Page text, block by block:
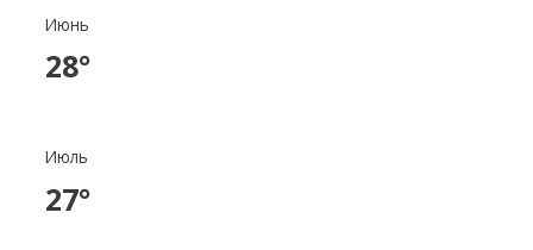
Июнь
28°
Июль
27°